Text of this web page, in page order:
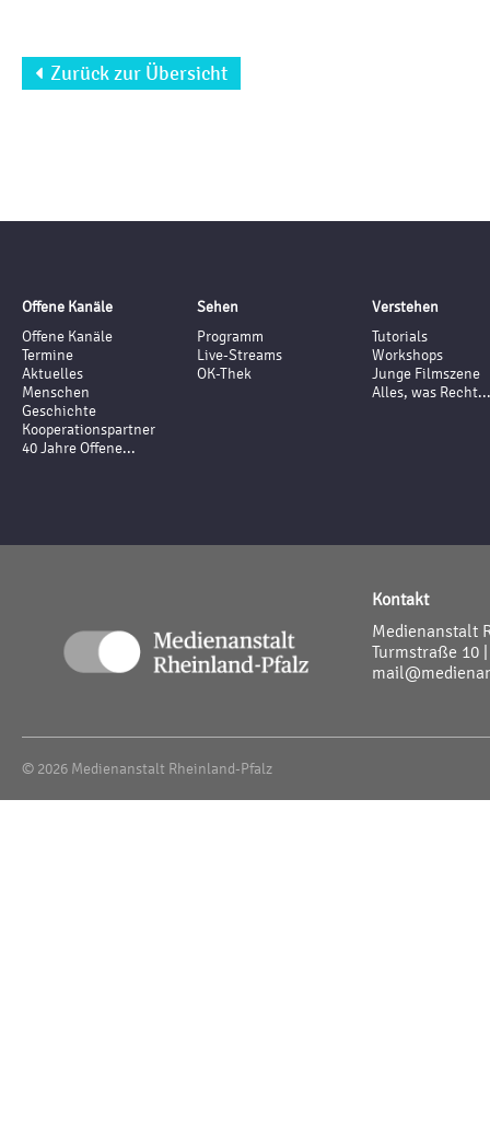
Zurück zur Übersicht
Offene Kanäle
Offene Kanäle
Termine
Aktuelles
Menschen
Geschichte
Kooperationspartner
40 Jahre Offene...
Sehen
Programm
Live-Streams
OK-Thek
Verstehen
Tutorials
Workshops
Junge Filmszene
Alles, was Recht...
Kontakt
Medienanstalt
Turmstraße 10
© 2026 Medienanstalt Rheinland-Pfalz